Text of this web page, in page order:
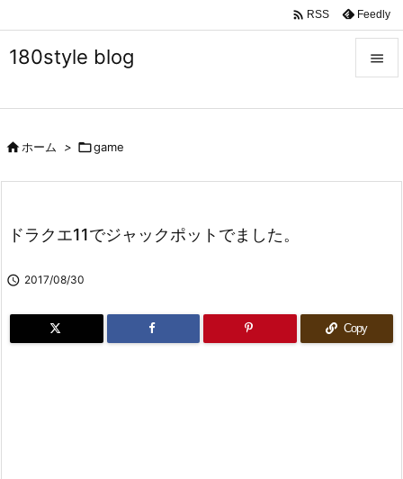
180style blog 

 RSS Feedly
ホーム > game
ドラクエ11でジャックポットでました。
 2017/08/30
Copy